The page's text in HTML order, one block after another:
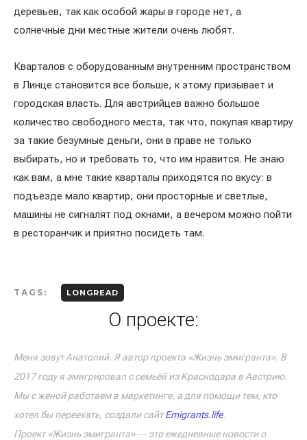
деревьев, так как особой жары в городе нет, а
солнечные дни местные жители очень любят.
Кварталов с оборудованным внутренним пространством
в Линце становится все больше, к этому призывает и
городская власть. Для австрийцев важно большое
количество свободного места, так что, покупая квартиру
за такие безумные деньги, они в праве не только
выбирать, но и требовать то, что им нравится. Не знаю
как вам, а мне такие кварталы приходятся по вкусу: в
подъезде мало квартир, они просторные и светлые,
машины не сигналят под окнами, а вечером можно пойти
в ресторанчик и приятно посидеть там.
TAGS: LONGREAD
О проекте:
Меня зовут Анатолий. Я автор проекта «Жизнь эмигранта». В
2017 году я эмигрировал с семьёй из Краснодара в Австрию.
Мы с женой работаем в маркетинге, а для помощи тем, кто
хотел бы переехать, создали сайтEmigrants.life.
Проект «Жизнь эмигранта» ― это ежедневные новости о